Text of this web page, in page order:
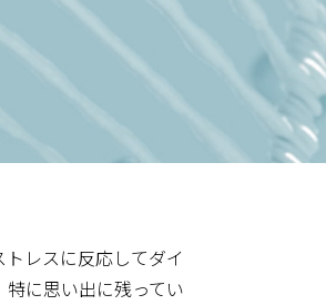
レスに反応してダイ
に思い出に残ってい